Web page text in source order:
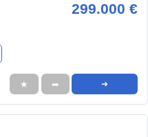
299.000 €
★ ➦ ➜